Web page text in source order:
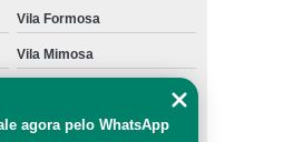
Perto de Mim
São Paulo
Vila Formosa
Vila Mimosa
agora pelo WhatsApp